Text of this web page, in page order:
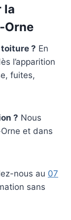
la
Orne
? En
l’apparition
fuites,
? Nous
et dans
nous au 07
sans